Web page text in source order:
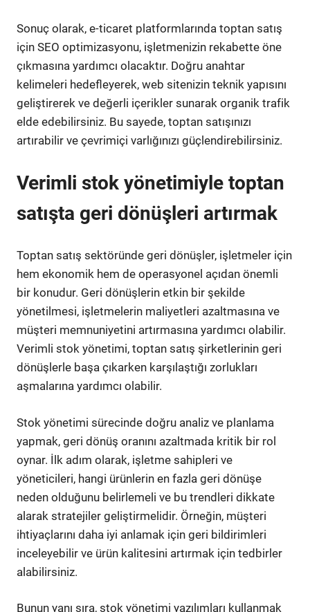
Sonuç olarak, e-ticaret platformlarında toptan satış
için SEO optimizasyonu, işletmenizin rekabette öne
çıkmasına yardımcı olacaktır. Doğru anahtar
kelimeleri hedefleyerek, web sitenizin teknik yapısını
geliştirerek ve değerli içerikler sunarak organik trafik
elde edebilirsiniz. Bu sayede, toptan satışınızı
artırabilir ve çevrimiçi varlığınızı güçlendirebilirsiniz.
Verimli stok yönetimiyle toptan
satışta geri dönüşleri artırmak
Toptan satış sektöründe geri dönüşler, işletmeler için
hem ekonomik hem de operasyonel açıdan önemli
bir konudur. Geri dönüşlerin etkin bir şekilde
yönetilmesi, işletmelerin maliyetleri azaltmasına ve
müşteri memnuniyetini artırmasına yardımcı olabilir.
Verimli stok yönetimi, toptan satış şirketlerinin geri
dönüşlerle başa çıkarken karşılaştığı zorlukları
aşmalarına yardımcı olabilir.
Stok yönetimi sürecinde doğru analiz ve planlama
yapmak, geri dönüş oranını azaltmada kritik bir rol
oynar. İlk adım olarak, işletme sahipleri ve
yöneticileri, hangi ürünlerin en fazla geri dönüşe
neden olduğunu belirlemeli ve bu trendleri dikkate
alarak stratejiler geliştirmelidir. Örneğin, müşteri
ihtiyaçlarını daha iyi anlamak için geri bildirimleri
inceleyebilir ve ürün kalitesini artırmak için tedbirler
alabilirsiniz.
Bunun yanı sıra, stok yönetimi yazılımları kullanmak